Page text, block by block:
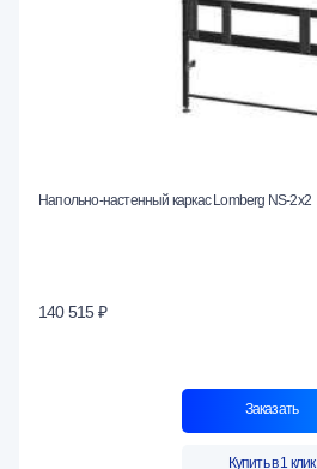
Напольно-настенный каркас Lomberg NS-2х2
140 515 ₽
Заказать
Купить в 1 клик